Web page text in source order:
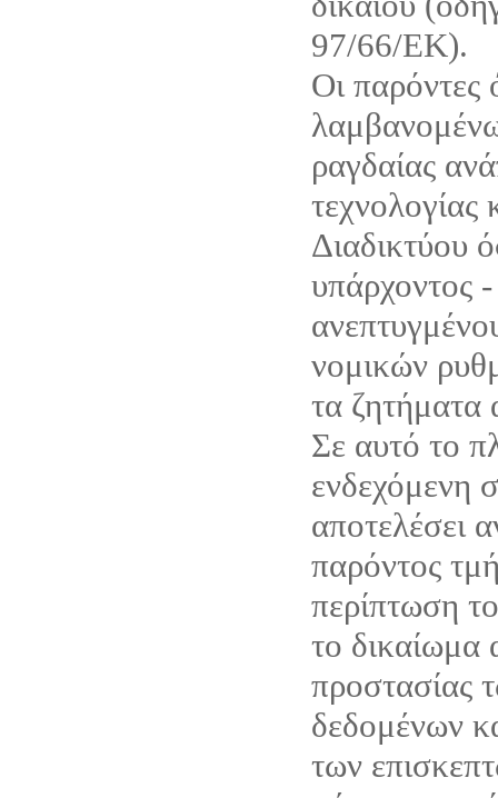
97/66/ΕΚ).
Οι παρόντες
ραγδαίας
τεχνολογίας
Διαδικτύου
υπάρχοντος
νομικών
τα ζητήματα
Σε αυτό το
ενδεχόμενη
αποτελέσει
παρόντος
περίπτωση
το δικαίωμα
προστασίας
δεδομένων
των